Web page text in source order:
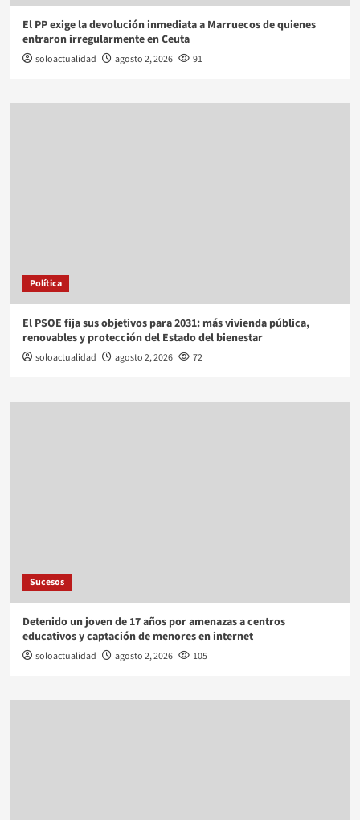
El PP exige la devolución inmediata a Marruecos de quienes
entraron irregularmente en Ceuta
soloactualidad agosto 2, 2026 91
Política
El PSOE fija sus objetivos para 2031: más vivienda pública,
renovables y protección del Estado del bienestar
soloactualidad agosto 2, 2026 72
Sucesos
Detenido un joven de 17 años por amenazas a centros
educativos y captación de menores en internet
soloactualidad agosto 2, 2026 105